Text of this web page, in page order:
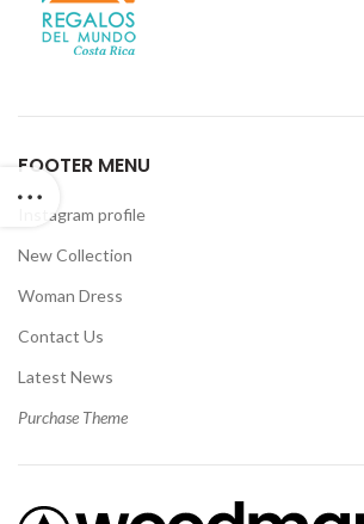
FOOTER MENU
Instagram profile
New Collection
Woman Dress
Contact Us
Latest News
Purchase Theme